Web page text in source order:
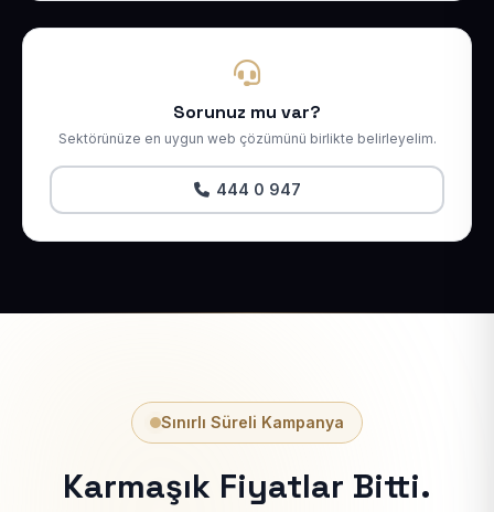
Sorunuz mu var?
Sektörünüze en uygun web çözümünü birlikte belirleyelim.
444 0 947
Sınırlı Süreli Kampanya
Karmaşık Fiyatlar Bitti.